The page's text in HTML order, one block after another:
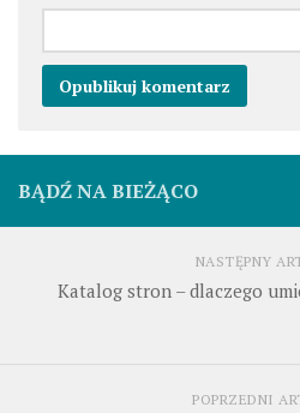
BĄDŹ NA BIEŻĄCO
NASTĘPNY
Katalog stron – dlaczego
POPRZEDNI